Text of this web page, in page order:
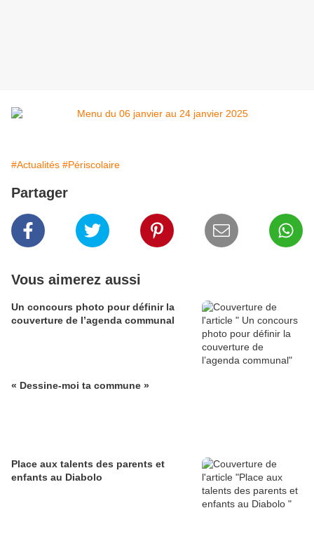
#Actualités #Périscolaire
Partager
Vous aimerez aussi
Un concours photo pour définir la
couverture de l’agenda communal
« Dessine-moi ta commune »
Place aux talents des parents et
enfants au Diabolo